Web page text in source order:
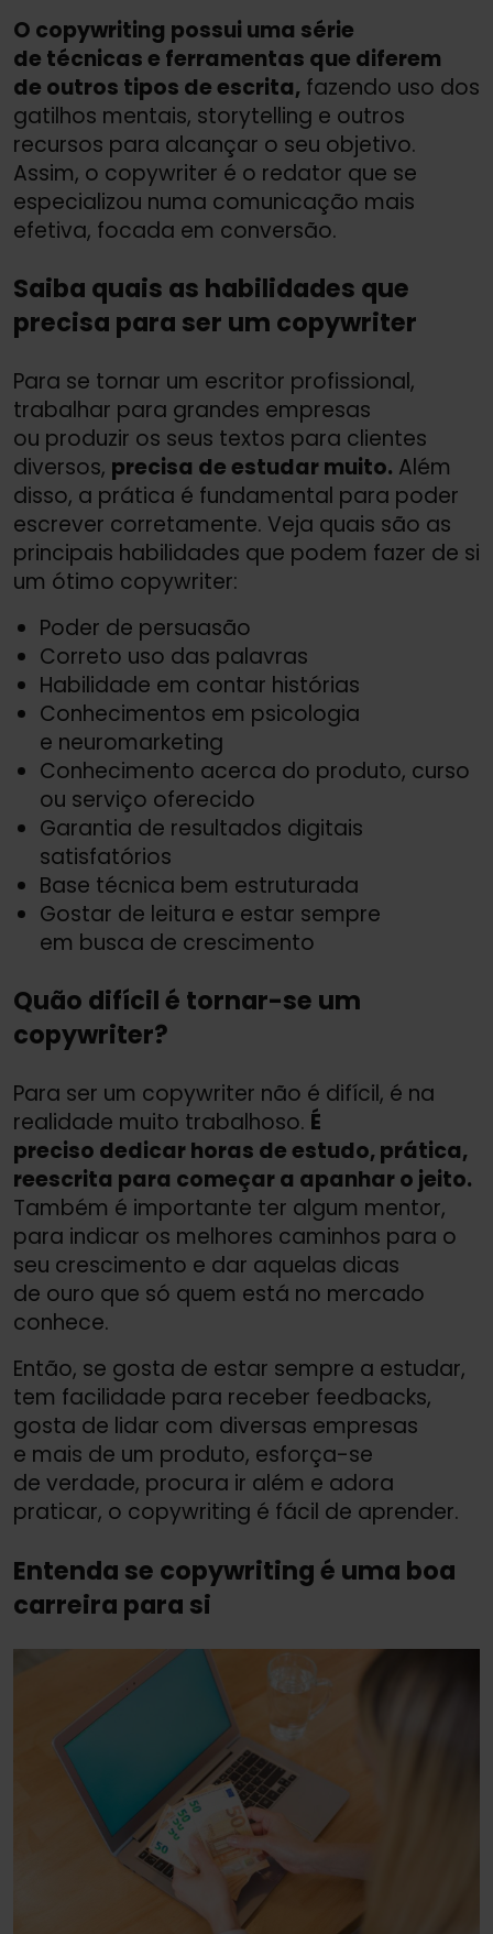
O copywriting possui uma série
de técnicas e ferramentas que diferem
de outros tipos de escrita, fazendo uso dos
gatilhos mentais, storytelling e outros
recursos para alcançar o seu objetivo.
Assim, o copywriter é o redator que se
especializou numa comunicação mais
efetiva, focada em conversão.
Saiba quais as habilidades que
precisa para ser um copywriter
Para se tornar um escritor profissional,
trabalhar para grandes empresas
ou produzir os seus textos para clientes
diversos, precisa de estudar muito. Além
disso, a prática é fundamental para poder
escrever corretamente. Veja quais são as
principais habilidades que podem fazer de si
um ótimo copywriter:
Poder de persuasão
Correto uso das palavras
Habilidade em contar histórias
Conhecimentos em psicologia
e neuromarketing
Conhecimento acerca do produto, curso
ou serviço oferecido
Garantia de resultados digitais
satisfatórios
Base técnica bem estruturada
Gostar de leitura e estar sempre
em busca de crescimento
Quão difícil é tornar-se um
copywriter?
Para ser um copywriter não é difícil, é na
realidade muito trabalhoso. É
preciso dedicar horas de estudo, prática,
reescrita para começar a apanhar o jeito.
Também é importante ter algum mentor,
para indicar os melhores caminhos para o
seu crescimento e dar aquelas dicas
de ouro que só quem está no mercado
conhece.
Então, se gosta de estar sempre a estudar,
tem facilidade para receber feedbacks,
gosta de lidar com diversas empresas
e mais de um produto, esforça-se
de verdade, procura ir além e adora
praticar, o copywriting é fácil de aprender.
Entenda se copywriting é uma boa
carreira para si